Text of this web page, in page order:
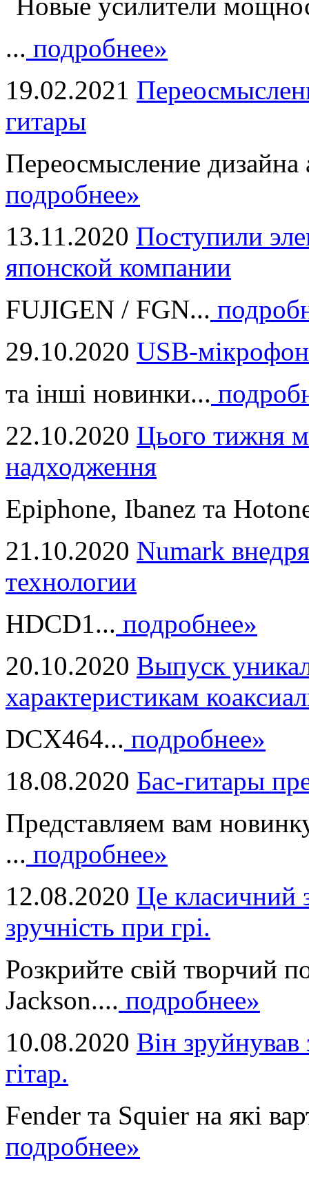
... подробнее»
19.02.2021
гитары
Переосмысление дизайна
подробнее»
13.11.2020 Поступили
японской компании
FUJIGEN / FGN...
29.10.2020 USB-
та інші новинки...
22.10.2020 Цього тижня
надходження
Epiphone, Ibanez та
21.10.2020 Numark
технологии
HDCD1... подробнее»
20.10.2020 Выпуск
характеристикам
DCX464... подробнее»
18.08.2020 Бас-гитары
Представляем вам
... подробнее»
12.08.2020 Це класичний
зручність при грі.
Розкрийте свій творчий
Jackson.... подробнее»
10.08.2020 Він
гітар.
Fender та Squier на які
подробнее»